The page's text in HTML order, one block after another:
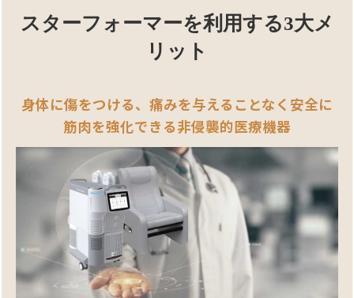
スターフォーマーを利用する3大メ
リット
⾝体に傷をつける、痛みを与えることなく安全に
筋⾁を強化できる⾮侵襲的医療機器